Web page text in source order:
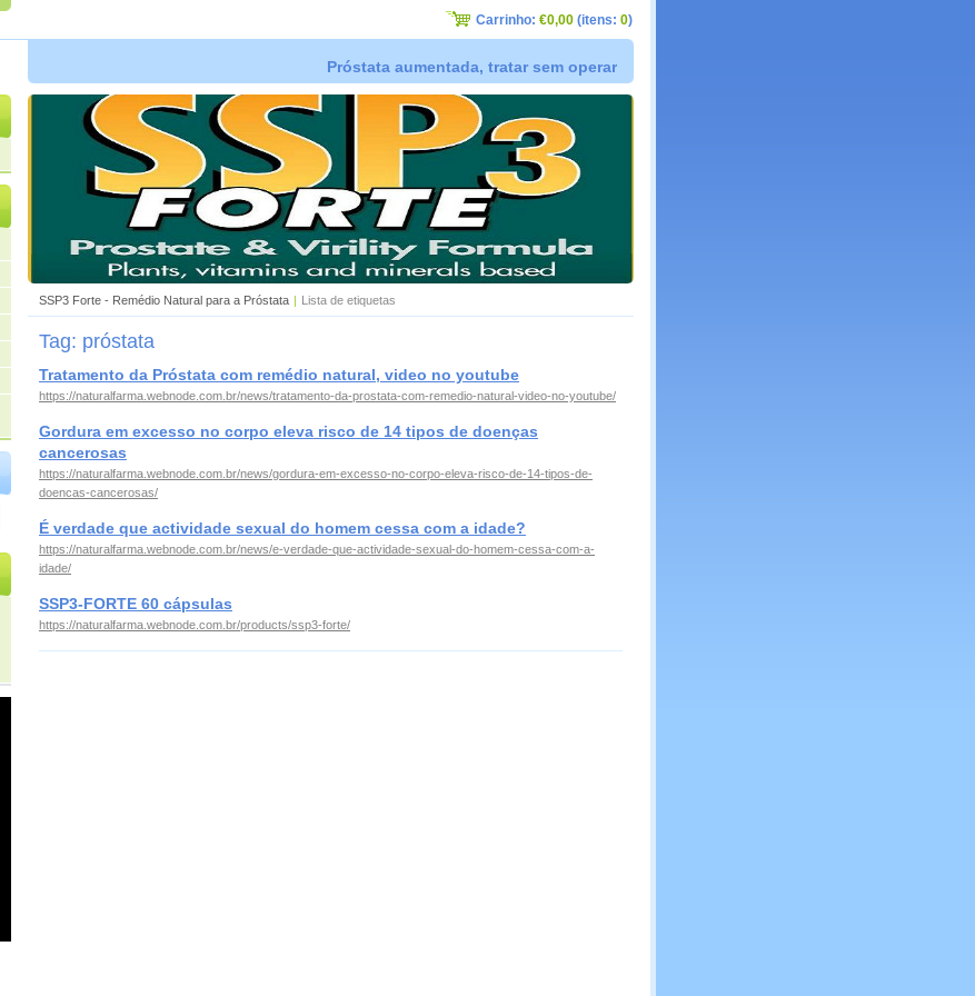
Próstata aumentada, tratar sem operar
SSP3 Forte - Remédio Natural para a Próstata | Lista de etiquetas
Tag: próstata
Tratamento da Próstata com remédio natural, video no youtube
https://naturalfarma.webnode.com.br/news/tratamento-da-prostata-com-remedio-natural-video-no-youtube/
Gordura em excesso no corpo eleva risco de 14 tipos de doenças
cancerosas
https://naturalfarma.webnode.com.br/news/gordura-em-excesso-no-corpo-eleva-risco-de-14-tipos-de-
doencas-cancerosas/
É verdade que actividade sexual do homem cessa com a idade?
https://naturalfarma.webnode.com.br/news/e-verdade-que-actividade-sexual-do-homem-cessa-com-a-
idade/
SSP3-FORTE 60 cápsulas
https://naturalfarma.webnode.com.br/products/ssp3-forte/
Carrinho: €0,00 (itens: 0)